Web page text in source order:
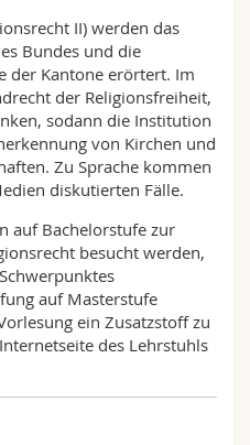
II) werden das
Bundes und die
der Kantone erörtert. Im
der Religionsfreiheit,
sodann die Institution
von Kirchen und
Zu Sprache kommen
diskutierten Fälle.
auf Bachelorstufe zur
besucht werden,
auf Masterstufe
ein Zusatzstoff zu
des Lehrstuhls